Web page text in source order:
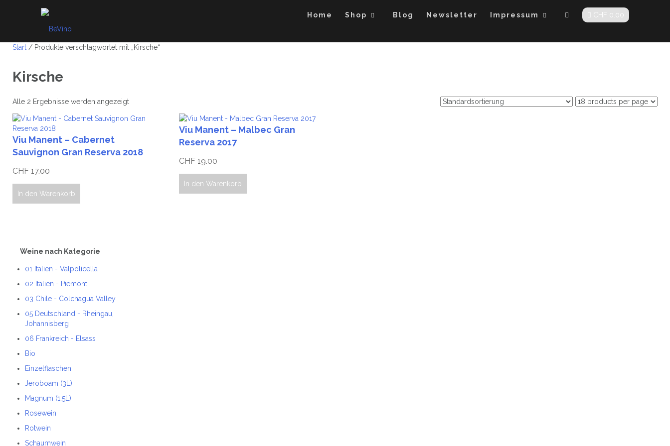
Home Shop Blog Newsletter Impressum CHF 0.00
Start / Produkte verschlagwortet mit „Kirsche“
Kirsche
Alle 2 Ergebnisse werden angezeigt
Viu Manent – Cabernet
Sauvignon Gran Reserva 2018
CHF 17.00
In den Warenkorb
Viu Manent – Malbec Gran
Reserva 2017
CHF 19.00
In den Warenkorb
Weine nach Kategorie
01 Italien - Valpolicella
02 Italien - Piemont
03 Chile - Colchagua Valley
05 Deutschland - Rheingau,
Johannisberg
06 Frankreich - Elsass
Bio
Einzelflaschen
Jeroboam (3L)
Magnum (1.5L)
Rosewein
Rotwein
Schaumwein